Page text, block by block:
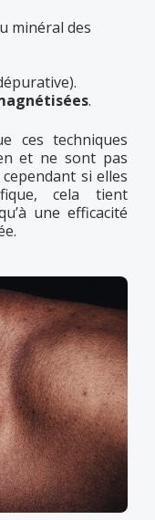
minéral des
.
ces techniques
et ne sont pas
si elles
cela tient
une efficacité